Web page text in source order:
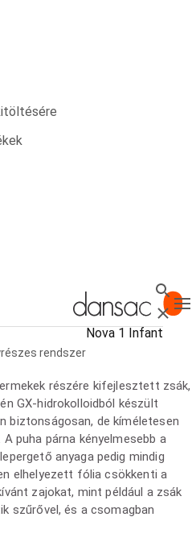
rendszer
Nova 1 Infant
1 Infant
részére kifejlesztett zsák,
GX-hidrokolloidból készült
biztonságosan, de kíméletesen
puha párna kényelmesebb a
anyaga pedig mindig
elhelyezett fólia csökkenti a
zajokat, mint például a zsák
szűrővel, és a csomagban